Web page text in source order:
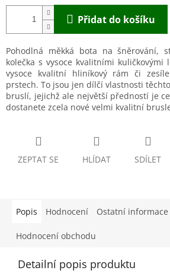
Přidat do košíku
Pohodlná měkká bota na šněrování,
kolečka s vysoce kvalitními kuličkovými
vysoce kvalitní hliníkový rám či
prstech. To jsou jen dílčí vlastnosti
bruslí, jejichž ale největší předností je
dostanete zcela nové velmi kvalitní
ZEPTAT SE HLÍDAT SDÍLET
Popis Hodnocení Ostatní informace
Hodnocení obchodu
Detailní popis produktu